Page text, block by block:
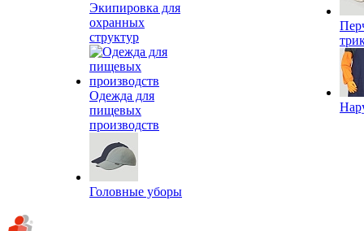
Экипировка для
охранных
структур
Одежда для
пищевых
производств
Головные уборы